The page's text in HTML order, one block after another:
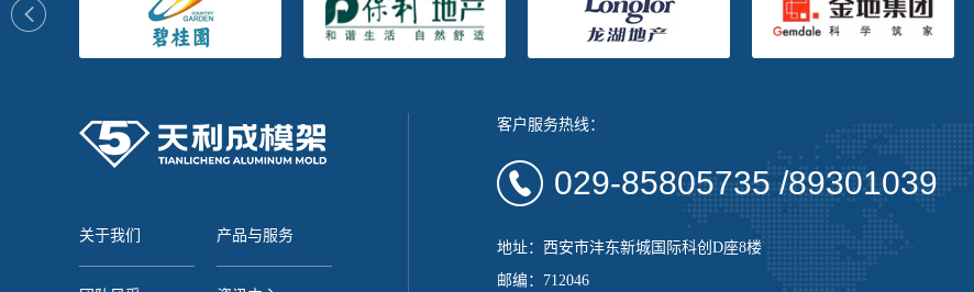
关于我们 产品与服务
客户服务热线：
029-85805735 /89301039
地址：西安市沣东新城国际科创D座8楼
邮编：712046